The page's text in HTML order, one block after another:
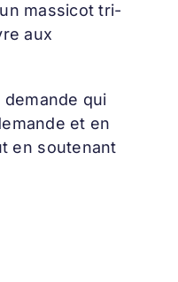
massicot tri-
aux
qui
et en
en soutenant